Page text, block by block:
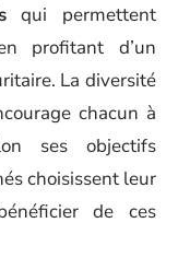
qui permettent
profitant d’un
La diversité
chacun à
ses objectifs
choisissent leur
de ces